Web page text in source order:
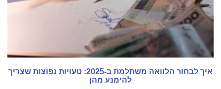
איך לבחור הלוואה משתלמת ב-2025: טעויות נפוצות שצריך
להימנע מהן